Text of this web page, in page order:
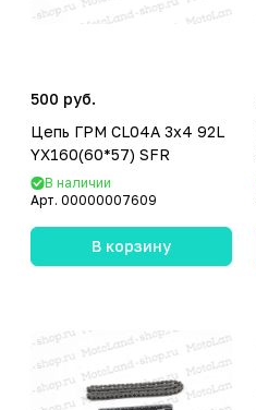
500 руб.
Цепь ГРМ CL04A 3х4 92L
YX160(60*57) SFR
В наличии
Арт. 00000007609
В корзину